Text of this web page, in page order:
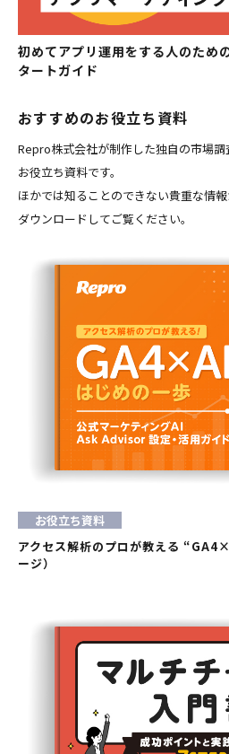
初めてアプリ運用をする人のため
タートガイド
おすすめのお役立ち資料
Repro株式会社が制作した独自の市場調
お役立ち資料です。
ほかでは知ることのできない貴重な情
ダウンロードしてご覧ください。
お役立ち資料
アクセス解析のプロが教える
ージ）